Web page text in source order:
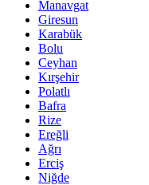
Manavgat
Giresun
Karabük
Bolu
Ceyhan
Kırşehir
Polatlı
Bafra
Rize
Ereğli
Ağrı
Erciş
Niğde